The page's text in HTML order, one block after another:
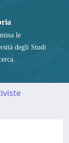
le
degli Studi